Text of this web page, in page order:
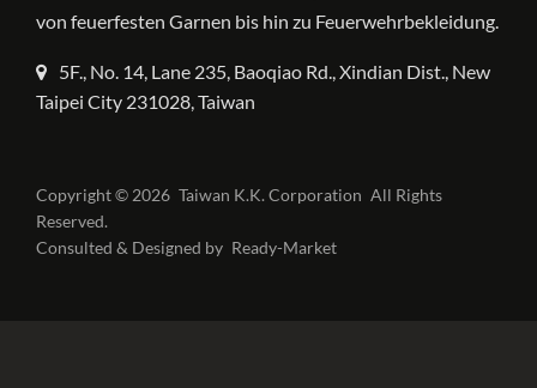
von feuerfesten Garnen bis hin zu Feuerwehrbekleidung.
5F., No. 14, Lane 235, Baoqiao Rd., Xindian Dist., New
Taipei City 231028, Taiwan
Copyright © 2026 Taiwan K.K. Corporation All Rights
Reserved.
Consulted & Designed by Ready-Market